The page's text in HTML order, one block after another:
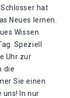
hat
Neues lernen.
Wissen
Speziell
Uhr zur
die
Sie einen
In nur